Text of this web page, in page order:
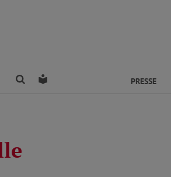
FindenLeichte Sprache PRESSE